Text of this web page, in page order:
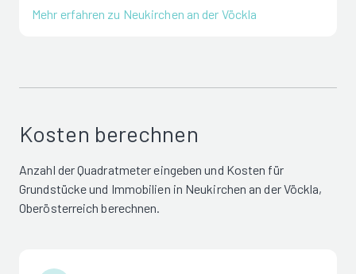
Mehr erfahren zu Neukirchen an der Vöckla
Kosten berechnen
Anzahl der Quadratmeter eingeben und Kosten für
Grundstücke und Immobilien in Neukirchen an der Vöckla,
Oberösterreich berechnen.